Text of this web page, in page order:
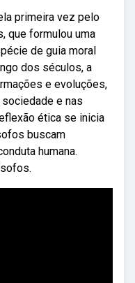
primeira vez pelo
que formulou uma
de guia moral
dos séculos, a
e evoluções,
sociedade e nas
ética se inicia
buscam
humana.